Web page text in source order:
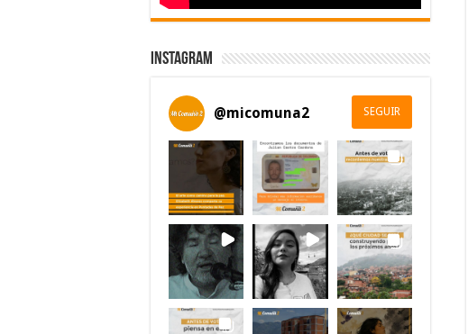
Instagram
@micomuna2 SEGUIR